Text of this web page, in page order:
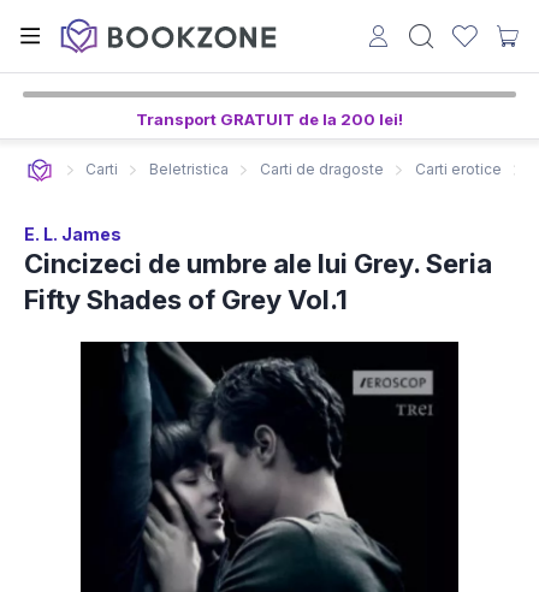
Transport GRATUIT de la 200 lei!
Carti Beletristica Carti de dragoste Carti erotice
E. L. James
Cincizeci de umbre ale lui Grey. Seria
Fifty Shades of Grey Vol.1